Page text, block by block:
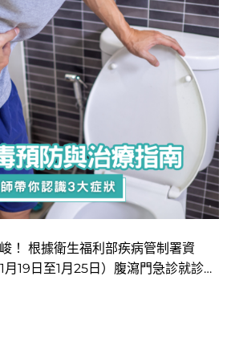
！ 根據衛生福利部疾病管制署資
19日至1月25日）腹瀉門急診就診…